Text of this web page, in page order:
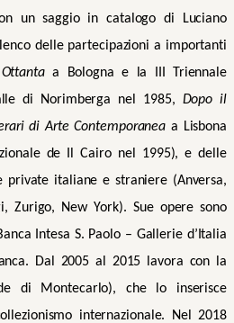
un saggio in catalogo di Luciano
delle partecipazioni a importanti
a Bologna e la III Triennale
di Norimberga nel 1985, Dopo il
di Arte Contemporanea a Lisbona
de Il Cairo nel 1995), e delle
private italiane e straniere (Anversa,
Zurigo, New York). Sue opere sono
Intesa S. Paolo – Gallerie d’Italia
Dal 2005 al 2015 lavora con la
di Montecarlo), che lo inserisce
internazionale. Nel 2018